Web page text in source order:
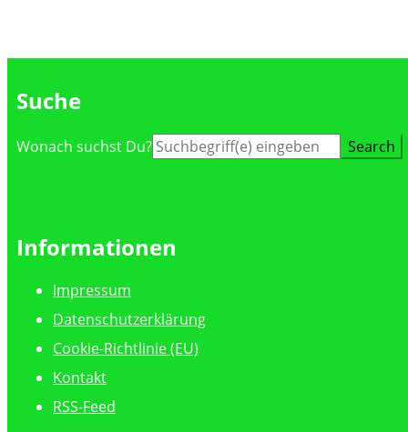
Suche
Suche
Wonach suchst Du?
Informationen
Impressum
Datenschutzerklärung
Cookie-Richtlinie (EU)
Kontakt
RSS-Feed